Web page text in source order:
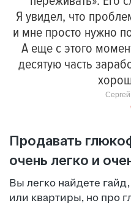
Я увидел, что
и мне просто нужно
А еще с этого
десятую часть
Продавать
очень легко и
Вы легко найдете
или квартиры, но про